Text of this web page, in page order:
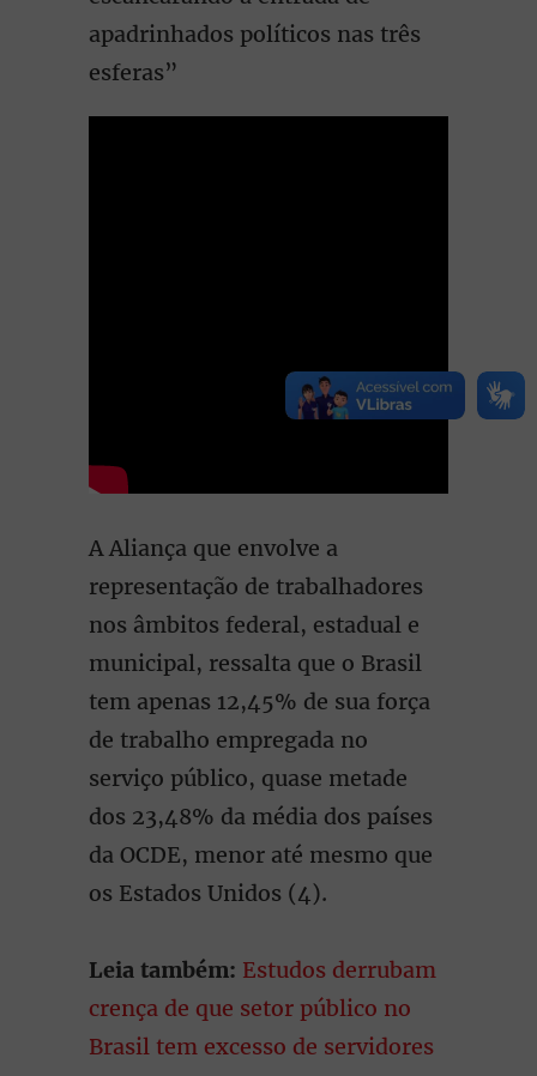
apadrinhados políticos nas três
esferas”
A Aliança que envolve a
representação de trabalhadores
nos âmbitos federal, estadual e
municipal, ressalta que o Brasil
tem apenas 12,45% de sua força
de trabalho empregada no
serviço público, quase metade
dos 23,48% da média dos países
da OCDE, menor até mesmo que
os Estados Unidos (4).
Leia também: Estudos derrubam
crença de que setor público no
Brasil tem excesso de servidores